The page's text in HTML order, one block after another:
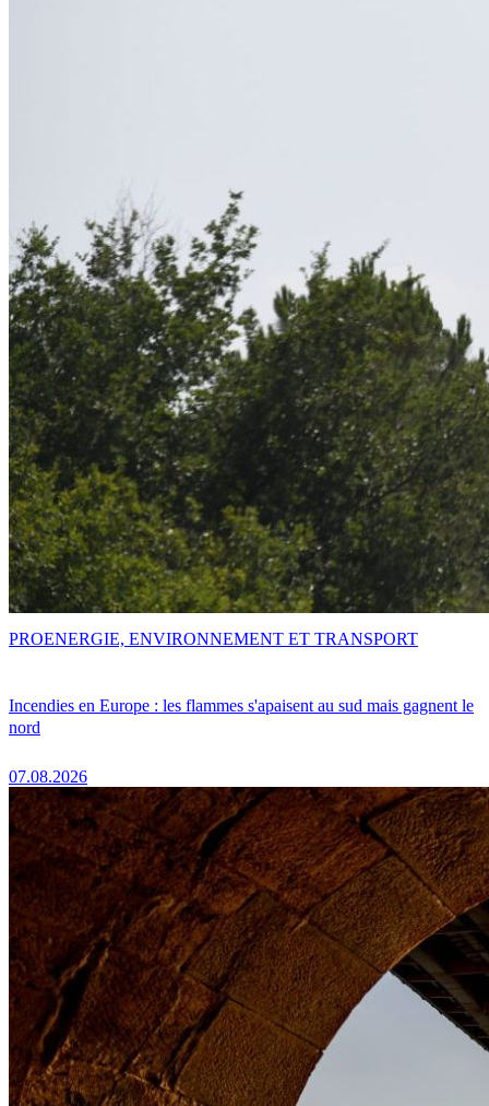
Incendies en Europe : les flammes s'apaisent au sud mais gagnent le
nord
07.08.2026
PROENERGIE, ENVIRONNEMENT ET TRANSPORT